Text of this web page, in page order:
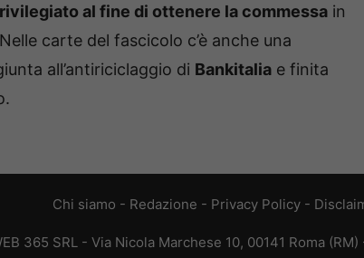
al fine di ottenere la commessa in
carte del fascicolo c’è anche una
all’antiriciclaggio di Bankitalia e finita
Chi siamo - Redazione - Privacy Policy -
365 SRL - Via Nicola Marchese 10, 00141 Roma